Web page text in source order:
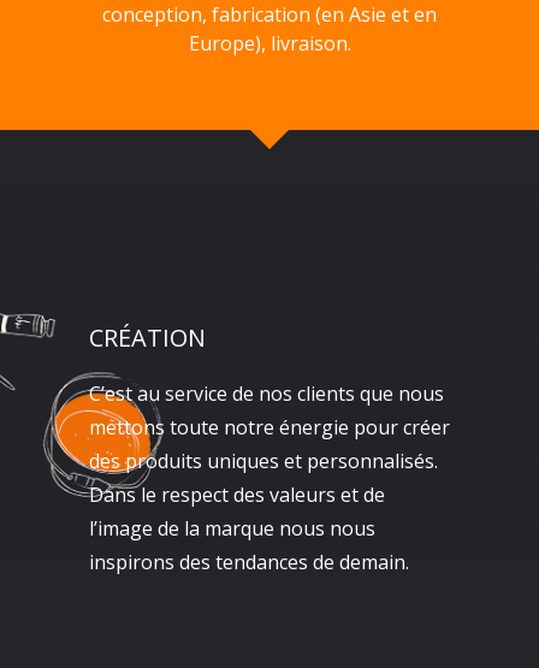
conception, fabrication (en Asie et en
Europe), livraison.
CRÉATION
C’est au service de nos clients que nous
mettons toute notre énergie pour créer
des produits uniques et personnalisés.
Dans le respect des valeurs et de
l’image de la marque nous nous
inspirons des tendances de demain.